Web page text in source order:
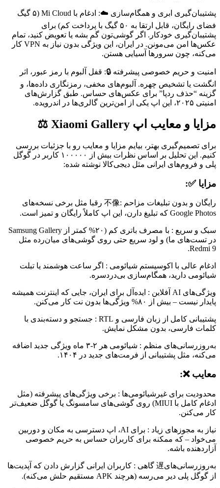
پشتیبان‌گیری ابری و همگام‌سازی ☁️: ادغام با Mi Cloud (۵ گیگ
فضای رایگان، قابل ارتقا به ۵۰ گیگ با پرداخت کم) برای
پشتیبان‌گیری خودکار. اگر گوشی‌تون گم بشه یا تعویض کنید، تمام
عکس‌ها امن می‌مونن. در ایران، این ویژگی بدون نیاز به VPN کار
می‌کنه، چون سرورها آسیایی هستن.
امنیت و حریم خصوصی پیشرفته 🔒: قفل آلبوم با رمز عبور، اثر
انگشت یا تشخیص چهره. آلبوم‌های مخفی، رمزنگاری داده‌ها، و
گزینه “حذف ردپا” برای عکس‌های حساس. طبق گزارش‌های
امنیتی ۲۰۲۵، این اپ یکی از امن‌ترین گالری‌ها در اندرویده.
مزایا و معایب اپ Xiaomi Gallery ⚖️
برای تصمیم‌گیری بهتر، بیایم مزایا و معایب رو با جزئیات بررسی
کنیم. این تحلیل بر اساس نظرات بیش از ۱۰۰۰۰۰ کاربر در گوگل
پلی و فروم‌های ایرانی مثل دیجی‌کالا نوشته شده:
مزایا ✅:
رایگان و بدون تبلیغات مزاحم :不像 رقبا مثل برخی نسخه‌های
Google Photos که تبلیغ دارن، این اپ کاملاً رایگان و تمیز است.
سبک و سریع : با مصرف باتری کم (۲۰% کمتر از Samsung Gallery
در تست‌های ما) و لود سریع حتی روی گوشی‌های میان‌رده مثل
Redmi 9.
ادغام عالی با اکوسیستم شیائومی : اگر ساعت هوشمند یا تبلت
شیائومی دارید، همگام‌سازی بی‌دردسره.
ویژگی‌های AI آفلاین : ایده‌آل برای ایران، جایی که اینترنت همیشه
پایدار نیست – بیش از ۸۰% ویژگی‌ها بدون نت کار می‌کنن.
پشتیبانی کامل از زبان فارسی و RTL : جستجو و دسته‌بندی با
کلمات فارسی، بدون مشکل نمایش.
به‌روزرسانی‌های منظم : شیائومی هر ۲-۳ ماه ویژگی جدید اضافه
می‌کنه، مثل پشتیبانی از فرمت‌های جدید در ۱۴۰۴.
معایب ❌:
محدودیت برای غیرشیائومی‌ها : برخی ویژگی‌های پیشرفته (مثل
ادغام کامل با MIUI) روی گوشی‌های سامسونگ یا گوگل ضعیف‌تر
کار می‌کنن.
نیاز به مجوزهای زیاد : برای AI، اپ دسترسی به مکان و دوربین
می‌خواد – که ممکنه برای کاربران حساس به حریم خصوصی
آزاردهنده باشه.
به‌روزرسانی‌های遅 گاهی : کاربران ایرانی گزارش دادن که آپدیت‌ها
از گوگل پلی دیر می‌رسه (هرچند APK مستقیم حلش می‌کنه).